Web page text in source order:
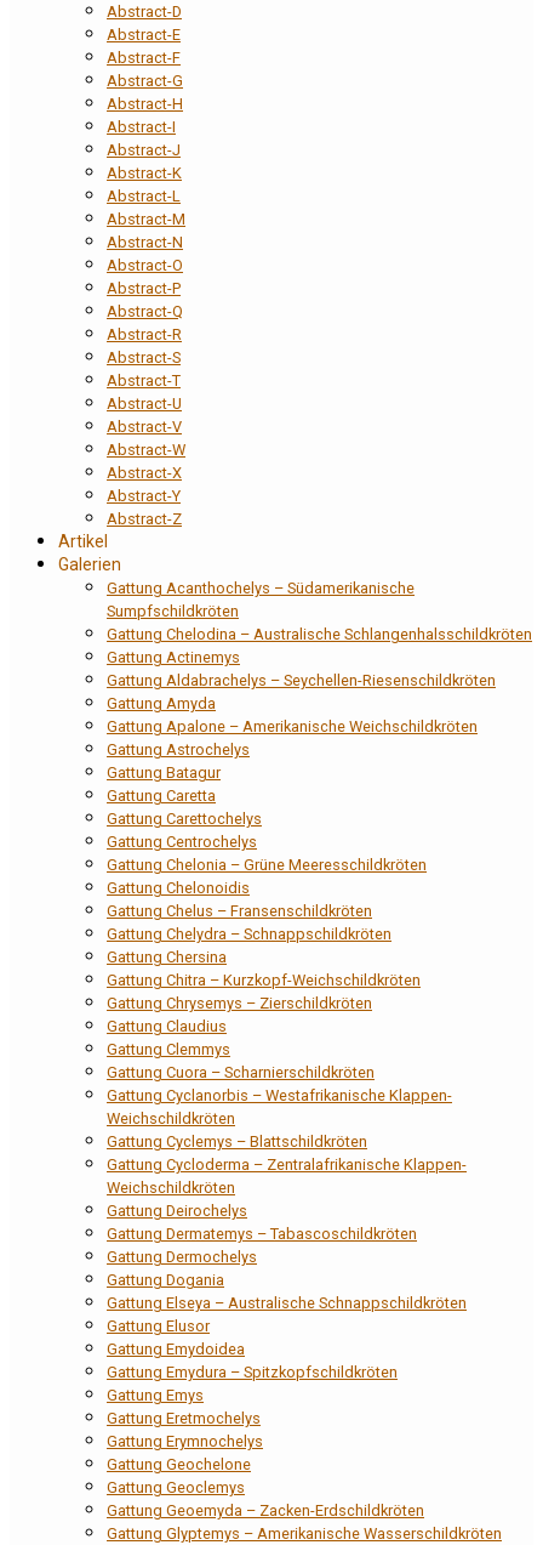
Abstract-D
Abstract-E
Abstract-F
Abstract-G
Abstract-H
Abstract-I
Abstract-J
Abstract-K
Abstract-L
Abstract-M
Abstract-N
Abstract-O
Abstract-P
Abstract-Q
Abstract-R
Abstract-S
Abstract-T
Abstract-U
Abstract-V
Abstract-W
Abstract-X
Abstract-Y
Abstract-Z
Artikel
Galerien
Gattung Acanthochelys – Südamerikanische
Sumpfschildkröten
Gattung Chelodina – Australische Schlangenhalsschildkröten
Gattung Actinemys
Gattung Aldabrachelys – Seychellen-Riesenschildkröten
Gattung Amyda
Gattung Apalone – Amerikanische Weichschildkröten
Gattung Astrochelys
Gattung Batagur
Gattung Caretta
Gattung Carettochelys
Gattung Centrochelys
Gattung Chelonia – Grüne Meeresschildkröten
Gattung Chelonoidis
Gattung Chelus – Fransenschildkröten
Gattung Chelydra – Schnappschildkröten
Gattung Chersina
Gattung Chitra – Kurzkopf-Weichschildkröten
Gattung Chrysemys – Zierschildkröten
Gattung Claudius
Gattung Clemmys
Gattung Cuora – Scharnierschildkröten
Gattung Cyclanorbis – Westafrikanische Klappen-
Weichschildkröten
Gattung Cyclemys – Blattschildkröten
Gattung Cycloderma – Zentralafrikanische Klappen-
Weichschildkröten
Gattung Deirochelys
Gattung Dermatemys – Tabascoschildkröten
Gattung Dermochelys
Gattung Dogania
Gattung Elseya – Australische Schnappschildkröten
Gattung Elusor
Gattung Emydoidea
Gattung Emydura – Spitzkopfschildkröten
Gattung Emys
Gattung Eretmochelys
Gattung Erymnochelys
Gattung Geochelone
Gattung Geoclemys
Gattung Geoemyda – Zacken-Erdschildkröten
Gattung Glyptemys – Amerikanische Wasserschildkröten